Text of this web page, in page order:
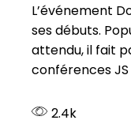
L’événement
ses débuts.
attendu, il fait
conférences JS
2.4k